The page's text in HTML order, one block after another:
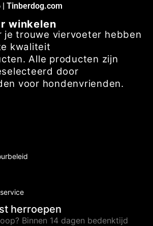
Tinberdog.com
winkelen
je trouwe viervoeter hebben
kwaliteit
Alle producten zijn
door
voor hondenvrienden.
herroepen
Binnen 14 dagen bedenktijd